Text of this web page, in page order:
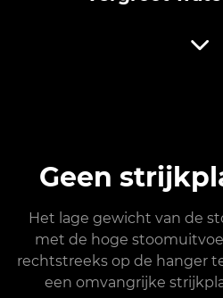
Geen
Het lage gewicht van de
met de hoge
rechtstreeks op de hanger
een omvangrijke